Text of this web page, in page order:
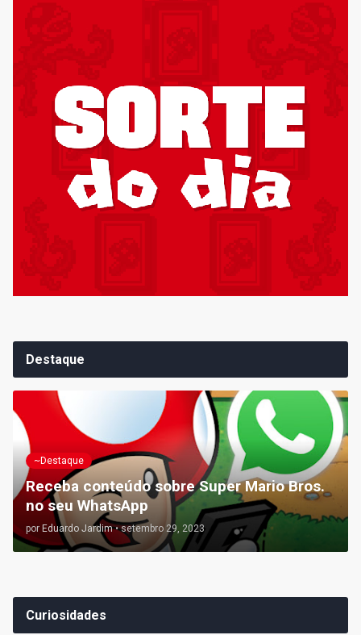
Destaque
~Destaque
Receba conteúdo sobre Super Mario Bros.
no seu WhatsApp
por Eduardo Jardim • setembro 29, 2023
Curiosidades